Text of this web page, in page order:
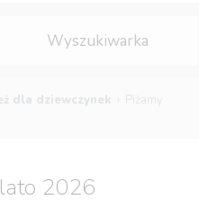
Wyszukiwarka
dla dziewczynek
Piżamy
2026